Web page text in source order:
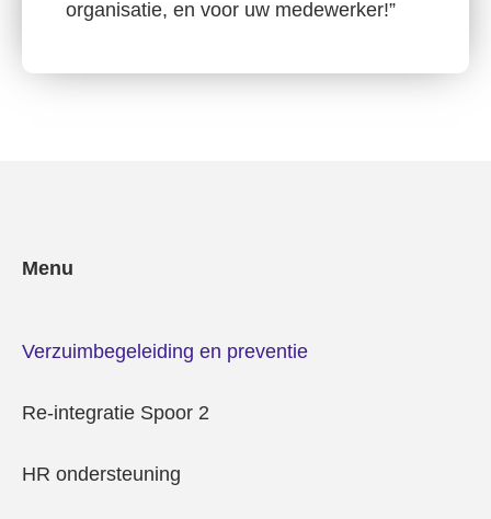
organisatie, en voor uw medewerker!”
Menu
Verzuimbegeleiding en preventie
Re-integratie Spoor 2
HR ondersteuning